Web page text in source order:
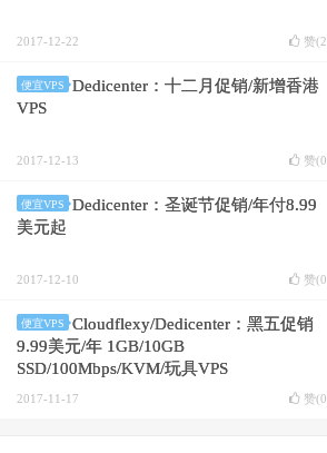
2017-12-22 赞(2
便宜VPS
Dedicenter：十二月促销/新增香港
VPS
2017-12-13 赞(0
便宜VPS
Dedicenter：圣诞节促销/年付8.99
美元起
2017-12-10 赞(0
便宜VPS
Cloudflexy/Dedicenter：黑五促销
9.99美元/年 1GB/10GB
SSD/100Mbps/KVM/玩具VPS
2017-11-17 赞(0